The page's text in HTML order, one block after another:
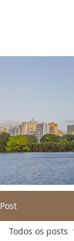
Post
Todos os posts